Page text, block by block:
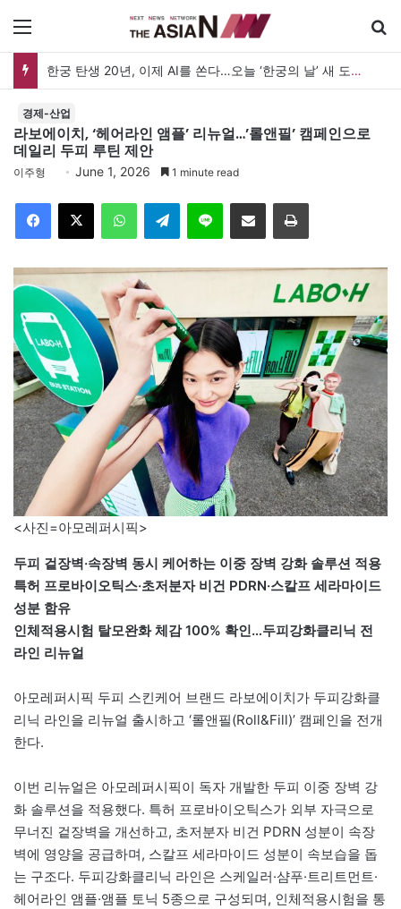
메뉴
한궁 탄생 20년, 이제 AI를 쏜다…오늘 ‘한궁의 날’ 새 도약 선언
경제-산업
라보에이치, ‘헤어라인 앰플’ 리뉴얼…’롤앤필’ 캠페인으로
데일리 두피 루틴 제안
이주형 June 1, 2026 1 minute read
Facebook
X WhatsAppTelegramLine 이메일 인쇄
<사진=아모레퍼시픽>
두피 겉장벽·속장벽 동시 케어하는 이중 장벽 강화 솔루션 적용
특허 프로바이오틱스·초저분자 비건 PDRN·스칼프 세라마이드
성분 함유
인체적용시험 탈모완화 체감 100% 확인…두피강화클리닉 전
라인 리뉴얼
아모레퍼시픽 두피 스킨케어 브랜드 라보에이치가 두피강화클
리닉 라인을 리뉴얼 출시하고 ‘롤앤필(Roll&Fill)’ 캠페인을 전개
한다.
이번 리뉴얼은 아모레퍼시픽이 독자 개발한 두피 이중 장벽 강
화 솔루션을 적용했다. 특허 프로바이오틱스가 외부 자극으로
무너진 겉장벽을 개선하고, 초저분자 비건 PDRN 성분이 속장
벽에 영양을 공급하며, 스칼프 세라마이드 성분이 속보습을 돕
는 구조다. 두피강화클리닉 라인은 스케일러·샴푸·트리트먼트·
헤어라인 앰플·앰플 토닉 5종으로 구성되며, 인체적용시험을 통